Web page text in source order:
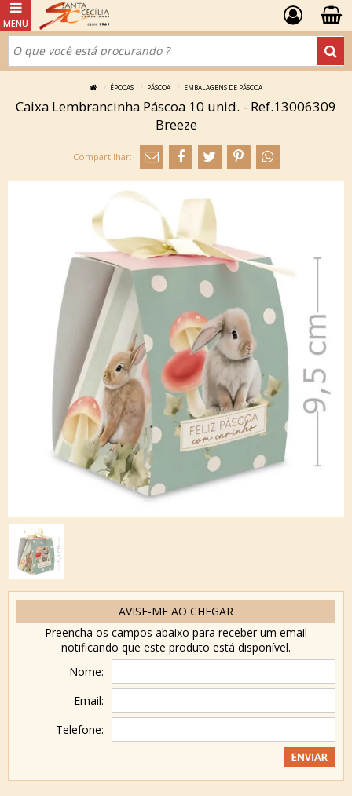
ÉPOCAS PÁSCOA EMBALAGENS DE PÁSCOA
Caixa Lembrancinha Páscoa 10 unid. - Ref.13006309
Breeze
AVISE-ME AO CHEGAR
Preencha os campos abaixo para receber um email
notificando que este produto está disponível.
Nome:
Email:
Telefone: